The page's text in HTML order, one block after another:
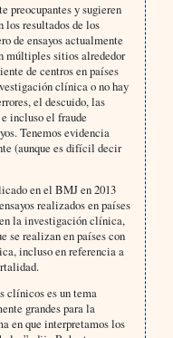
preocupantes y sugieren
los resultados de los
de ensayos actualmente
múltiples sitios alrededor
de centros en países
clínica o no hay
el descuido, las
incluso el fraude
Tenemos evidencia
(aunque es difícil decir
en el BMJ en 2013
realizados en países
la investigación clínica,
se realizan en países con
incluso en referencia a
clínicos es un tema
grandes para la
en que interpretamos los